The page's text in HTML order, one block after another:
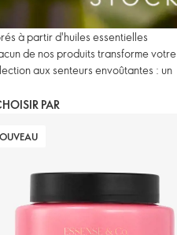
à partir d'huiles essentielles
de nos produits transforme votre
aux senteurs envoûtantes : un
PAR